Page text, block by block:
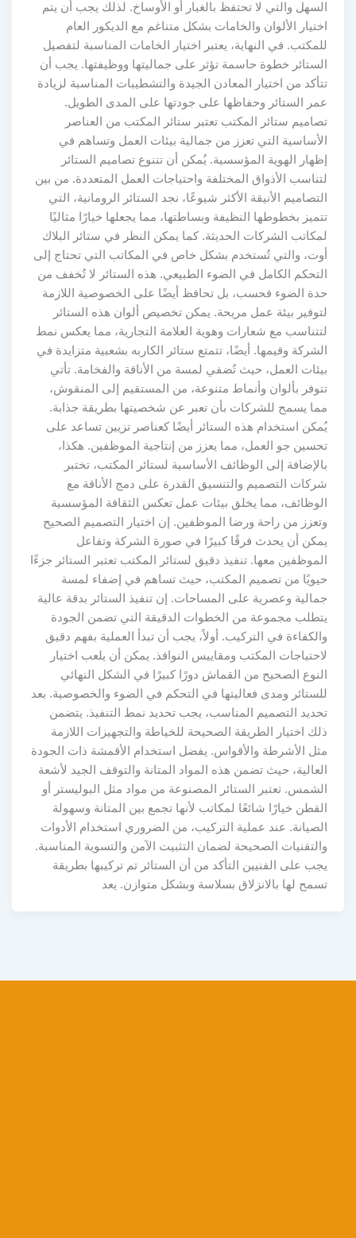
السهل والتي لا تحتفظ بالغبار أو الأوساخ. لذلك يجب أن يتم
اختيار الألوان والخامات بشكل متناغم مع الديكور العام
للمكتب. في النهاية، يعتبر اختيار الخامات المناسبة لتفصيل
الستائر خطوة حاسمة تؤثر على جماليتها ووظيفتها. يجب أن
تتأكد من اختيار المعادن الجيدة والتشطيبات المناسبة لزيادة
عمر الستائر وحفاظها على جودتها على المدى الطويل.
تصاميم ستائر المكتب تعتبر ستائر المكتب من العناصر
الأساسية التي تعزز من جمالية بيئات العمل وتساهم في
إظهار الهوية المؤسسية. يُمكن أن تتنوع تصاميم الستائر
لتناسب الأذواق المختلفة واحتياجات العمل المتعددة. من بين
التصاميم الأنيقة الأكثر شيوعًا، نجد الستائر الرومانية، التي
تتميز بخطوطها النظيفة وبساطتها، مما يجعلها خيارًا مثاليًا
لمكاتب الشركات الحديثة. كما يمكن النظر في ستائر البلاك
أوت، والتي تُستخدم بشكل خاص في المكاتب التي تحتاج إلى
التحكم الكامل في الضوء الطبيعي. هذه الستائر لا تُخفف من
حدة الضوء فحسب، بل تحافظ أيضًا على الخصوصية اللازمة
لتوفير بيئة عمل مريحة. يمكن تخصيص ألوان هذه الستائر
لتتناسب مع شعارات وهوية العلامة التجارية، مما يعكس نمط
الشركة وقيمها. أيضًا، تتمتع ستائر الكاربه بشعبية متزايدة في
بيئات العمل، حيث تُضفي لمسة من الأناقة والفخامة. تأتي
تتوفر بألوان وأنماط متنوعة، من المستقيم إلى المنقوش،
مما يسمح للشركات بأن تعبر عن شخصيتها بطريقة جذابة.
يُمكن استخدام هذه الستائر أيضًا كعناصر تزيين تساعد على
تحسين جو العمل، مما يعزز من إنتاجية الموظفين. هكذا،
بالإضافة إلى الوظائف الأساسية لستائر المكتب، تختبر
شركات التصميم والتنسيق القدرة على دمج الأناقة مع
الوظائف، مما يخلق بيئات عمل تعكس الثقافة المؤسسية
وتعزز من راحة ورضا الموظفين. إن اختيار التصميم الصحيح
يمكن أن يحدث فرقًا كبيرًا في صورة الشركة وتفاعل
الموظفين معها. تنفيذ دقيق لستائر المكتب تعتبر الستائر جزءًا
حيويًا من تصميم المكتب، حيث تساهم في إضفاء لمسة
جمالية وعصرية على المساحات. إن تنفيذ الستائر بدقة عالية
يتطلب مجموعة من الخطوات الدقيقة التي تضمن الجودة
والكفاءة في التركيب. أولاً، يجب أن تبدأ العملية بفهم دقيق
لاحتياجات المكتب ومقاييس النوافذ. يمكن أن يلعب اختيار
النوع الصحيح من القماش دورًا كبيرًا في الشكل النهائي
للستائر ومدى فعاليتها في التحكم في الضوء والخصوصية. بعد
تحديد التصميم المناسب، يجب تحديد نمط التنفيذ. يتضمن
ذلك اختيار الطريقة الصحيحة للخياطة والتجهيزات اللازمة
مثل الأشرطة والأقواس. يفضل استخدام الأقمشة ذات الجودة
العالية، حيث تضمن هذه المواد المتانة والتوقف الجيد لأشعة
الشمس. تعتبر الستائر المصنوعة من مواد مثل البوليستر أو
القطن خيارًا شائعًا لمكاتب لأنها تجمع بين المتانة وسهولة
الصيانة. عند عملية التركيب، من الضروري استخدام الأدوات
والتقنيات الصحيحة لضمان التثبيت الآمن والتسوية المناسبة.
يجب على الفنيين التأكد من أن الستائر تم تركيبها بطريقة
تسمح لها بالانزلاق بسلاسة وبشكل متوازن. يعد